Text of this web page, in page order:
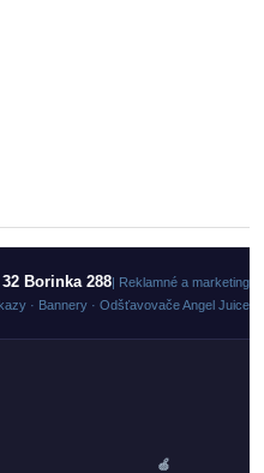
Borinka 288| Reklamné a
· Bannery · Odšťavovače Angel Juicer
🍏